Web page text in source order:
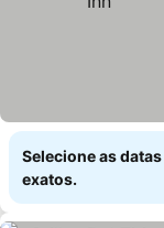
Selecione as
exatos.